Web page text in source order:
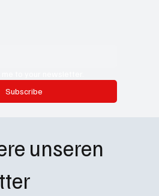
Subscribe
unseren